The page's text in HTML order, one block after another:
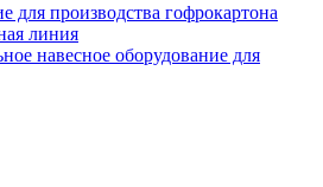
для производства гофрокартона
линия
навесное оборудование для